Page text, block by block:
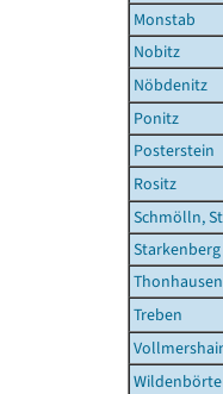
Monstab
Nobitz
Nöbdenitz
Ponitz
Posterstein
Rositz
Schmölln,
Starkenberg
Thonhausen
Treben